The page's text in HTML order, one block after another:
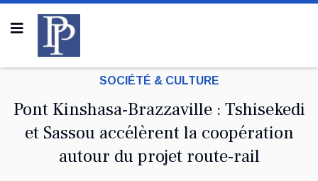
SOCIÉTÉ & CULTURE
Pont Kinshasa-Brazzaville : Tshisekedi
et Sassou accélèrent la coopération
autour du projet route-rail